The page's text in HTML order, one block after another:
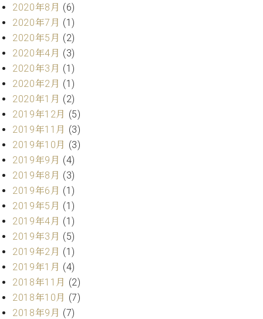
房
ブ
ロ
ア
ク
セ
ス
お
問
合
わ
せ
ア
ー
テ
ィ
ス
ト
カ
ス
2020年8月 (6)
2020年7月 (1)
2020年5月 (2)
2020年4月 (3)
2020年3月 (1)
2020年2月 (1)
2020年1月 (2)
2019年12月 (5)
2019年11月 (3)
2019年10月 (3)
2019年9月 (4)
2019年8月 (3)
2019年6月 (1)
2019年5月 (1)
2019年4月 (1)
2019年3月 (5)
2019年2月 (1)
2019年1月 (4)
2018年11月 (2)
2018年10月 (7)
2018年9月 (7)